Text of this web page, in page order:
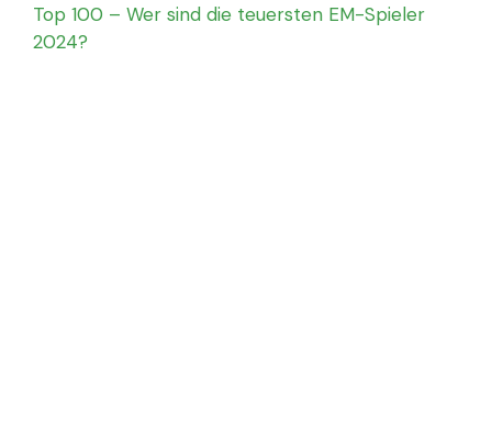
Top 100 – Wer sind die teuersten EM-Spieler
2024?